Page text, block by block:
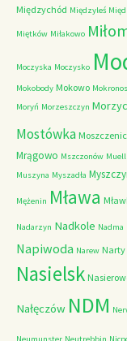
Międzychód Międzyleś
Miętków Miłakowo
Moczyska Moczysko
Mokobody Mokowo Mokronos
Moryń Morzeszczyn
Mostówka
Mrągowo Mszczonów
Muszyna Myszadła
Mężenin Mława
Nadarzyn Nadkole Nadma
Napiwoda Narew Narty
Nasielsk
Nałęczów NDM